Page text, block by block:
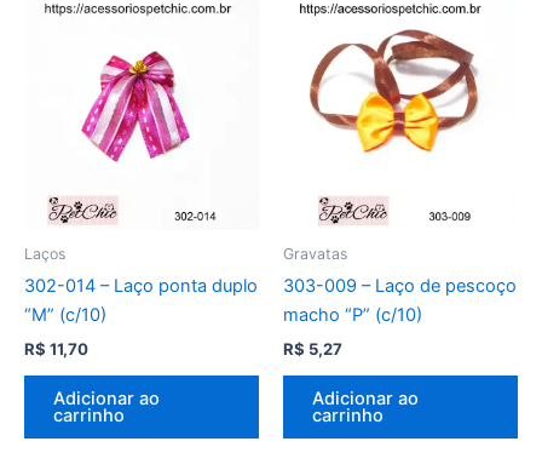
Laços
302-014 – Laço ponta duplo
“M” (c/10)
R$ 11,70
Adicionar ao
carrinho
Gravatas
303-009 – Laço de pescoço
macho “P” (c/10)
R$ 5,27
Adicionar ao
carrinho